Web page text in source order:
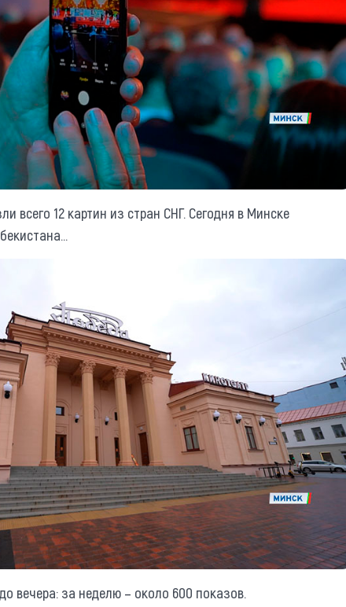
всего 12 картин из стран СНГ. Сегодня в Минске
вечера: за неделю – около 600 показов.